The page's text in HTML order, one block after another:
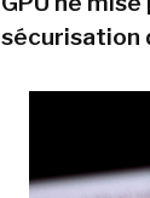
sécurisation